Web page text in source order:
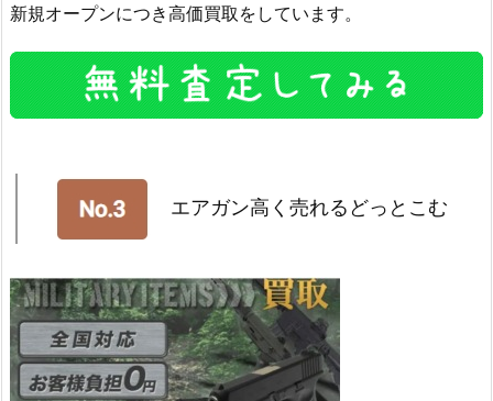
新規オープンにつき高価買取をしています。
エアガン高く売れるどっとこむ